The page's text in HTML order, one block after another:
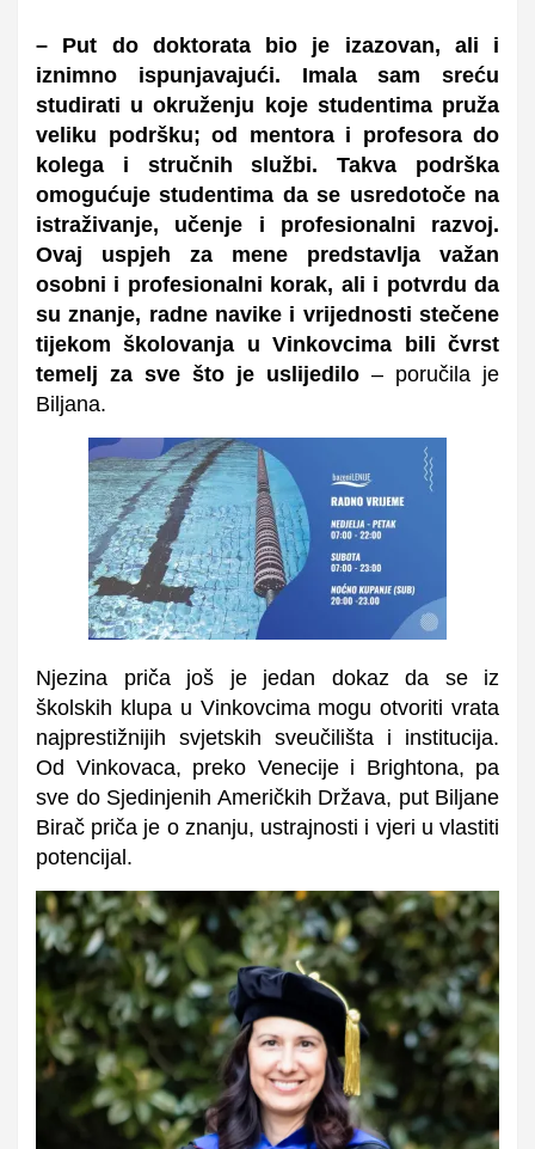
– Put do doktorata bio je izazovan, ali i
iznimno ispunjavajući. Imala sam sreću
studirati u okruženju koje studentima pruža
veliku podršku; od mentora i profesora do
kolega i stručnih službi. Takva podrška
omogućuje studentima da se usredotoče na
istraživanje, učenje i profesionalni razvoj.
Ovaj uspjeh za mene predstavlja važan
osobni i profesionalni korak, ali i potvrdu da
su znanje, radne navike i vrijednosti stečene
tijekom školovanja u Vinkovcima bili čvrst
temelj za sve što je uslijedilo – poručila je
Biljana.
Njezina priča još je jedan dokaz da se iz
školskih klupa u Vinkovcima mogu otvoriti vrata
najprestižnijih svjetskih sveučilišta i institucija.
Od Vinkovaca, preko Venecije i Brightona, pa
sve do Sjedinjenih Američkih Država, put Biljane
Birač priča je o znanju, ustrajnosti i vjeri u vlastiti
potencijal.